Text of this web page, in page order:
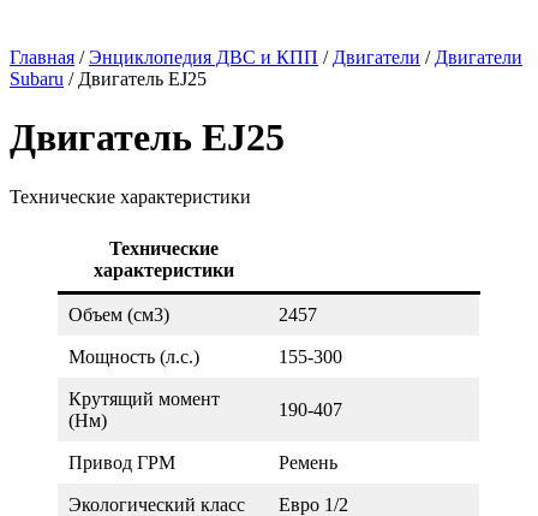
Главная /Энциклопедия ДВС и КПП / Двигатели / Двигатели
Subaru / Двигатель EJ25
Двигатель EJ25
Технические характеристики
Технические
характеристики
Объем (см3) 2457
Мощность (л.с.) 155-300
Крутящий момент
(Нм)
190-407
Привод ГРМ Ремень
Экологический класс Евро 1/2